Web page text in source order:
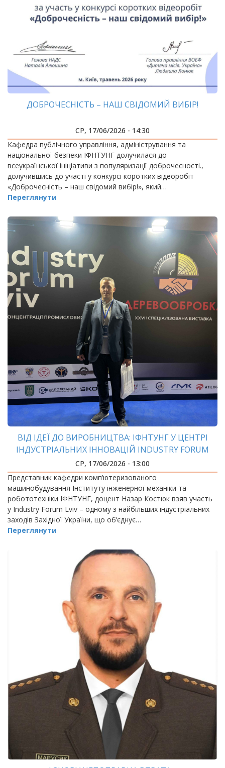
ДОБРОЧЕСНІСТЬ – НАШ СВІДОМИЙ ВИБІР!
СР, 17/06/2026 - 14:30
Кафедра публічного управління, адміністрування та
національної безпеки ІФНТУНГ долучилася до
всеукраїнської ініціативи з популяризації доброчесності.,
долучившись до участі у конкурсі коротких відеоробіт
«Доброчесність – наш свідомий вибір!», який…
Переглянути
ВІД ІДЕЇ ДО ВИРОБНИЦТВА: ІФНТУНГ У ЦЕНТРІ
ІНДУСТРІАЛЬНИХ ІННОВАЦІЙ INDUSTRY FORUM
LVIV
СР, 17/06/2026 - 13:00
Представник кафедри комп’ютеризованого
машинобудування Інституту інженерної механіки та
робототехніки ІФНТУНГ, доцент Назар Костюк взяв участь
у Industry Forum Lviv – одному з найбільших індустріальних
заходів Західної України, що об’єднує…
Переглянути